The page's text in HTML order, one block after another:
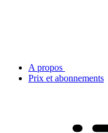
A propos
Prix et abonnements